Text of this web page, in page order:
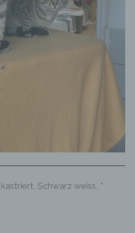
Schwarz weiss, *
nutzbar.
Daten und
mit jedem Aufruf der
betroffene Person oder ein
eine Reihe von
Informationen. Diese
Informationen werden in
gespeichert. Erfasst
verwendeten Browsertypen
vom zugreifenden System
(3) die Internetseite,
System auf unsere
(sogenannte Referrer), (4) die
über ein zugreifendes
und die Uhrzeit eines
(6) eine Internet-
Adresse), (7) der Internet-
Daten und Informationen, die
Falle von Angriffen auf